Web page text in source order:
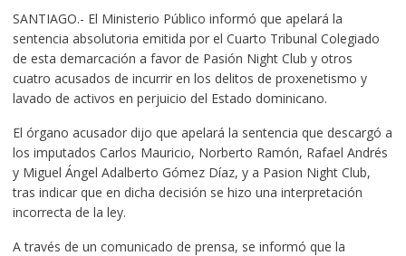
SANTIAGO.- El Ministerio Público informó que apelará la
sentencia absolutoria emitida por el Cuarto Tribunal Colegiado
de esta demarcación a favor de Pasión Night Club y otros
cuatro acusados de incurrir en los delitos de proxenetismo y
lavado de activos en perjuicio del Estado dominicano.
El órgano acusador dijo que apelará la sentencia que descargó a
los imputados Carlos Mauricio, Norberto Ramón, Rafael Andrés
y Miguel Ángel Adalberto Gómez Díaz, y a Pasion Night Club,
tras indicar que en dicha decisión se hizo una interpretación
incorrecta de la ley.
A través de un comunicado de prensa, se informó que la